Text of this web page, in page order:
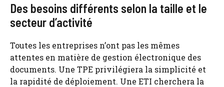
Des besoins différents selon la taille et le
secteur d’activité
Toutes les entreprises n’ont pas les mêmes
attentes en matière de gestion électronique des
documents. Une TPE privilégiera la simplicité et
la rapidité de déploiement. Une ETI cherchera la